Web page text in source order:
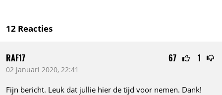
12 Reacties
67 1
RAF17
02 januari 2020, 22:41
Fijn bericht. Leuk dat jullie hier de tijd voor nemen. Dank!